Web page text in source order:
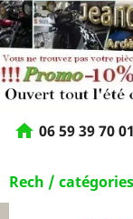
home 06 59 39 70 01
Rech / catégories